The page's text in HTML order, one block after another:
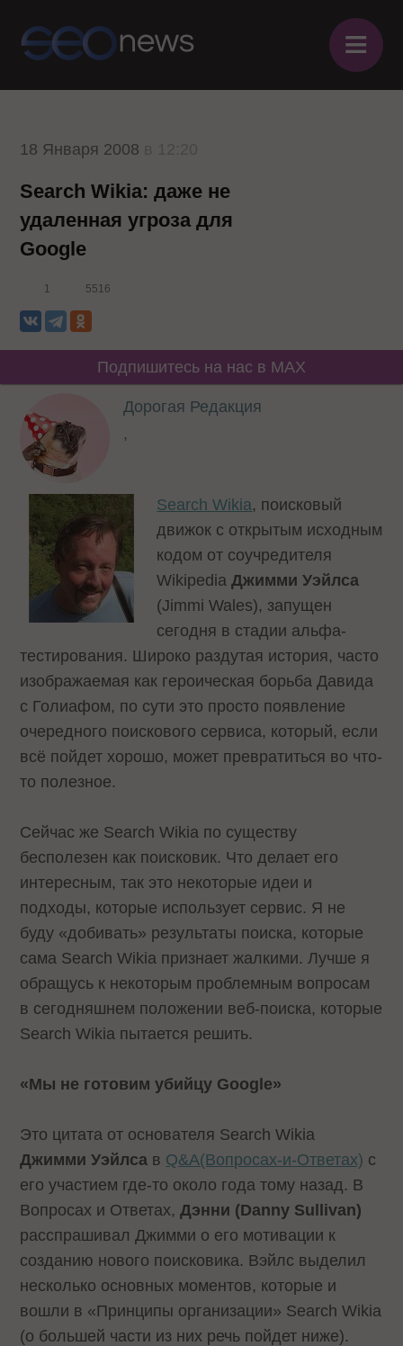
≡
18 Января 2008
Search Wikia: даже не
удаленная угроза для
Google
1 5516
Подпишитесь на нас в MAX
Дорогая Редакция
,
Search Wikia, поисковый
движок с открытым исходным
кодом от соучредителя
WikipediaДжимми Уэйлса
(Jimmi Wales), запущен
сегодня в стадии альфа-
тестирования. Широко раздутая история, часто
изображаемая как героическая борьба Давида
с Голиафом, по сути это просто появление
очередного поискового сервиса, который, если
всё пойдет хорошо, может превратиться во что-
то полезное.
Сейчас же Search Wikia по существу
бесполезен как поисковик. Что делает его
интересным, так это некоторые идеи и
подходы, которые использует сервис. Я не
буду «добивать» результаты поиска, которые
сама Search Wikia признает жалкими. Лучше я
обращусь к некоторым проблемным вопросам
в сегодняшнем положении веб-поиска, которые
Search Wikia пытается решить.
«Мы не готовим убийцу Google»
Это цитата от основателя Search Wikia
Джимми Уэйлса в Q&A(Вопросах-и-Ответах) с
его участием где-то около года тому назад. В
Вопросах и Ответах,Дэнни (Danny Sullivan)
расспрашивал Джимми о его мотивации к
созданию нового поисковика. Вэйлс выделил
несколько основных моментов, которые и
вошли в «Принципы организации» Search Wikia
(о большей части из них речь пойдет ниже).